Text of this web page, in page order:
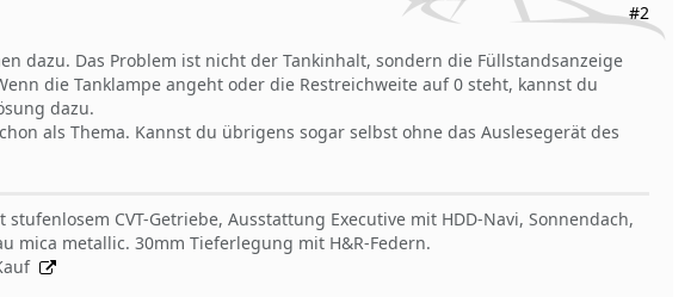
#2
dazu. Das Problem ist nicht der Tankinhalt, sondern die Füllstandsanzeige
die Tanklampe angeht oder die Restreichweite auf 0 steht, kannst du
dazu.
als Thema. Kannst du übrigens sogar selbst ohne das Auslesegerät des
CVT-Getriebe, Ausstattung Executive mit HDD-Navi, Sonnendach,
mica metallic. 30mm Tieferlegung mit H&R-Federn.